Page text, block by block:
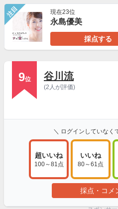
注目 現在23位
永島優美
採点する
9位 谷川流
(2人が評価)
＼ ログインしていなく
超いいね
100～81点
いいね
80～61点
採点・コメ